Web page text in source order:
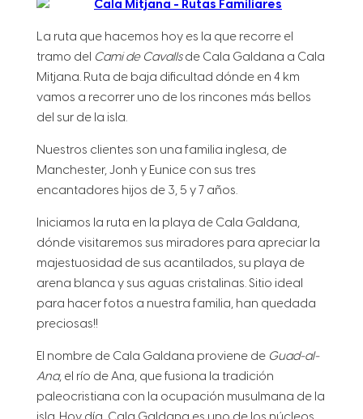
La ruta que hacemos hoy es la que recorre el
tramo del Cami de Cavallsde Cala Galdana a Cala
Mitjana. Ruta de baja dificultad dónde en 4 km
vamos a recorrer uno de los rincones más bellos
del sur de la isla.
Nuestros clientes son una familia inglesa, de
Manchester, Jonh y Eunice con sus tres
encantadores hijos de 3, 5 y 7 años.
Iniciamos la ruta en la playa de Cala Galdana,
dónde visitaremos sus miradores para apreciar la
majestuosidad de sus acantilados, su playa de
arena blanca y sus aguas cristalinas. Sitio ideal
para hacer fotos a nuestra familia, han quedada
preciosas!!
El nombre de Cala Galdana proviene de Guad-al-
Ana, el río de Ana, que fusiona la tradición
paleocristiana con la ocupación musulmana de la